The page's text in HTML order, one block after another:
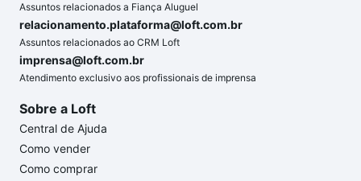
Assuntos relacionados a Fiança Aluguel
relacionamento.plataforma@loft.com.br
Assuntos relacionados ao CRM Loft
imprensa@loft.com.br
Atendimento exclusivo aos profissionais de imprensa
Sobre a Loft
Central de Ajuda
Como vender
Como comprar